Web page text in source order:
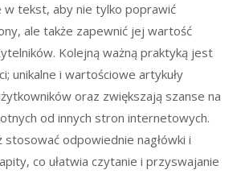
w tekst, aby nie tylko poprawić
ale także zapewnić jej wartość
Kolejną ważną praktyką jest
unikalne i wartościowe artykuły
oraz zwiększają szanse na
od innych stron internetowych.
odpowiednie nagłówki i
co ułatwia czytanie i przyswajanie